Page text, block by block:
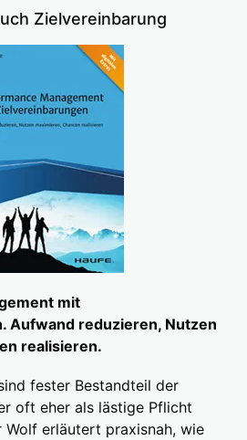
Zielvereinbarung
mit
Aufwand reduzieren, Nutzen
realisieren.
fester Bestandteil der
oft eher als lästige Pflicht
Wolf erläutert praxisnah, wie